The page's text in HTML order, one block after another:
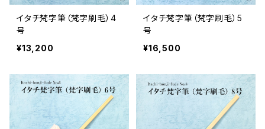
イタチ梵字筆（梵字刷毛）4
号
¥13,200
イタチ梵字筆（梵字刷毛）5
号
¥16,500